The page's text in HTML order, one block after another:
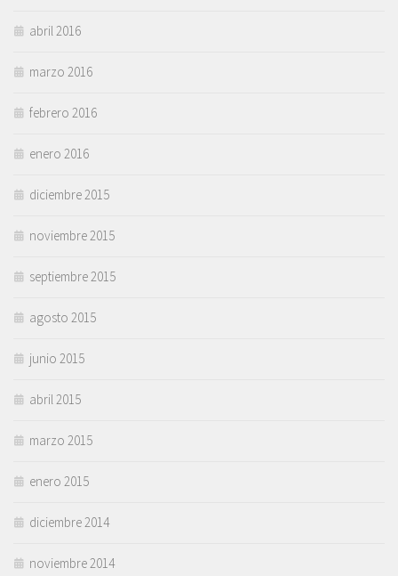
abril 2016
marzo 2016
febrero 2016
enero 2016
diciembre 2015
noviembre 2015
septiembre 2015
agosto 2015
junio 2015
abril 2015
marzo 2015
enero 2015
diciembre 2014
noviembre 2014